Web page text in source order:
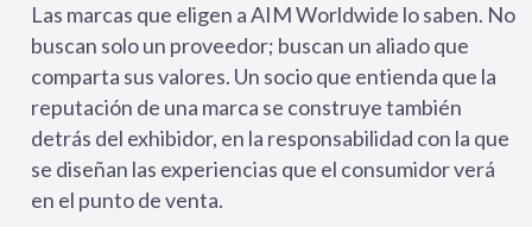
Las marcas que eligen a AIM Worldwide lo saben. No
buscan solo un proveedor; buscan un aliado que
comparta sus valores. Un socio que entienda que la
reputación de una marca se construye también
detrás del exhibidor, en la responsabilidad con la que
se diseñan las experiencias que el consumidor verá
en el punto de venta.